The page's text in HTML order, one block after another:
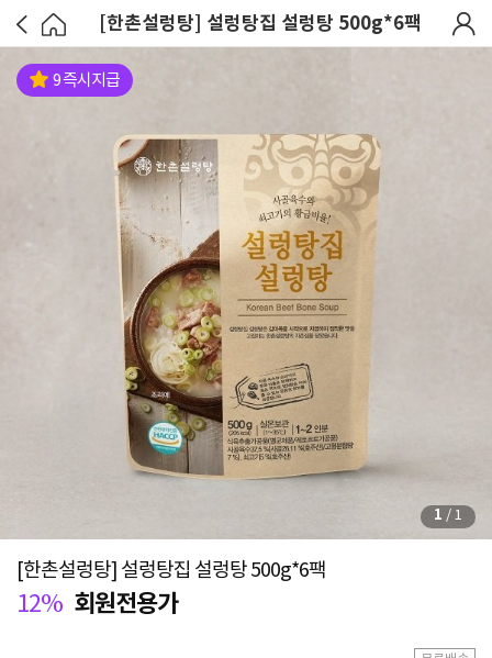
[한촌설렁탕] 설렁탕집 설렁탕 500g*6팩
9 즉시지급
1 /1
[한촌설렁탕] 설렁탕집 설렁탕 500g*6팩
12% 회원전용가